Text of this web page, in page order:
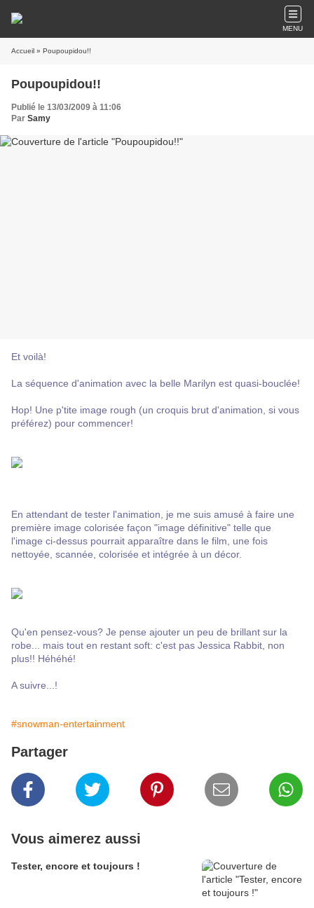
MENU
Accueil » Poupoupidou!!
Poupoupidou!!
Publié le 13/03/2009 à 11:06
Par Samy
Et voilà!
La séquence d'animation avec la belle Marilyn est quasi-bouclée!
Hop! Une p'tite image rough (un croquis brut d'animation, si vous
préférez) pour commencer!
En attendant de tester l'animation, je me suis amusé à faire une
première image colorisée façon "image définitive" telle que
l'image ci-dessus pourrait apparaître dans le film, une fois
nettoyée, scannée, colorisée et intégrée à un décor.
Qu'en pensez-vous? Je pense ajouter un peu de brillant sur la
robe... mais tout en restant soft: c'est pas Jessica Rabbit, non
plus!! Héhéhé!
A suivre...!
#snowman-entertainment
Partager
Vous aimerez aussi
Tester, encore et toujours !